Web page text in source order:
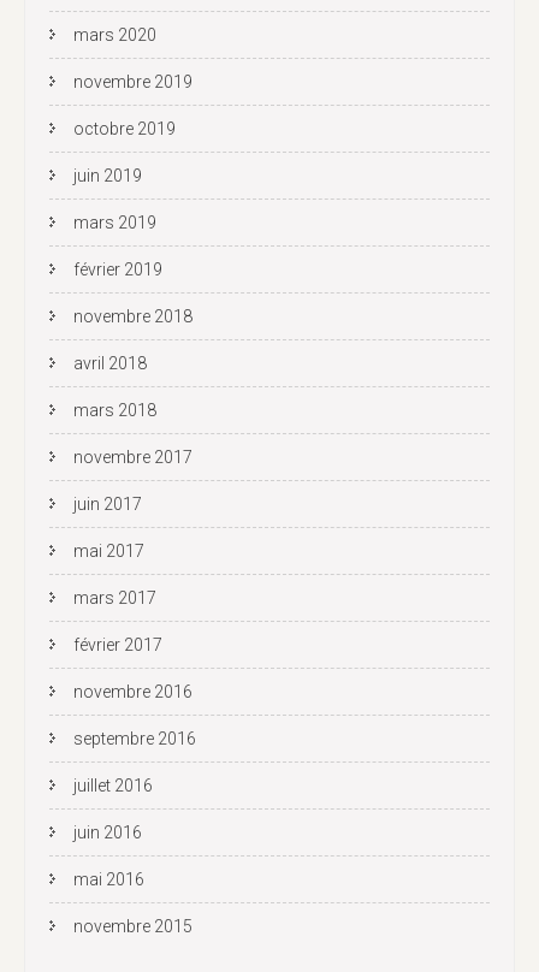
mars 2020
novembre 2019
octobre 2019
juin 2019
mars 2019
février 2019
novembre 2018
avril 2018
mars 2018
novembre 2017
juin 2017
mai 2017
mars 2017
février 2017
novembre 2016
septembre 2016
juillet 2016
juin 2016
mai 2016
novembre 2015